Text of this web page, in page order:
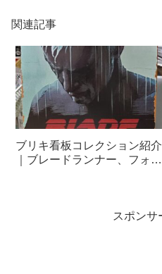
関連記事
ブリキ看板コレクション紹介
｜ブレードランナー、フォー
スポンサ